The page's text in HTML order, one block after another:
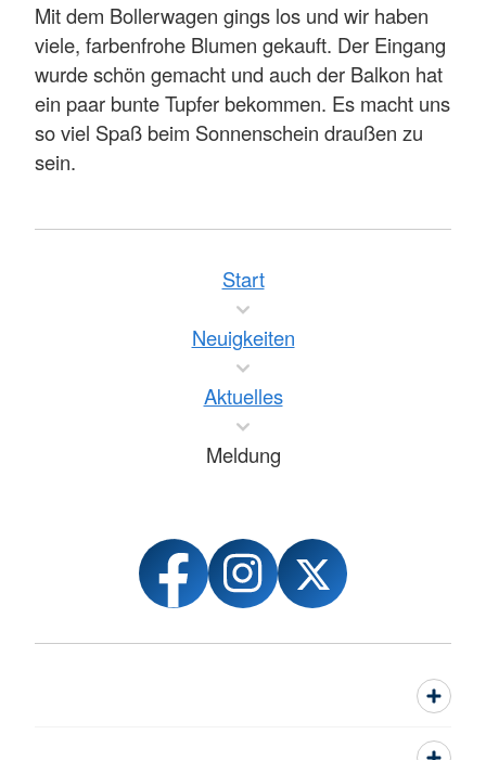
Mit dem Bollerwagen gings los und wir haben
viele, farbenfrohe Blumen gekauft. Der Eingang
wurde schön gemacht und auch der Balkon hat
ein paar bunte Tupfer bekommen. Es macht uns
so viel Spaß beim Sonnenschein draußen zu
sein.
Start
Neuigkeiten
Aktuelles
Meldung